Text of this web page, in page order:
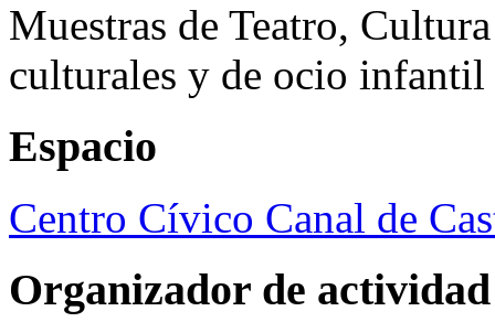
Muestras de Teatro,
culturales y de ocio infantil
Espacio
Centro Cívico Canal de
Organizador de actividad